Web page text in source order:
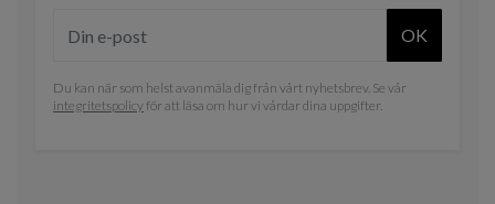
OK
Du kan när som helst avanmäla dig från vårt nyhetsbrev. Se vår
integritetspolicyför att läsa om hur vi vårdar dina uppgifter.